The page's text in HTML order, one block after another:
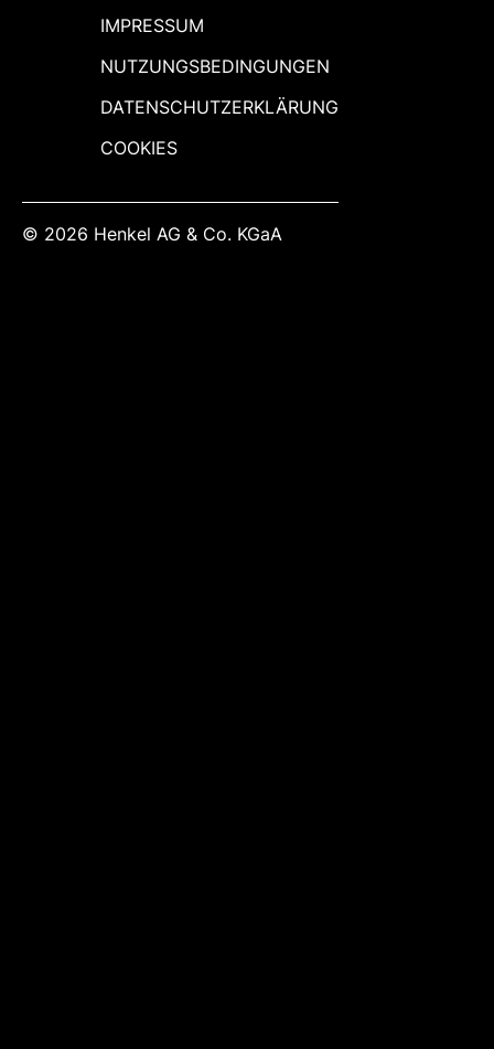
IMPRESSUM
NUTZUNGSBEDINGUNGEN
DATENSCHUTZERKLÄRUNG
COOKIES
© 2026 Henkel AG & Co. KGaA